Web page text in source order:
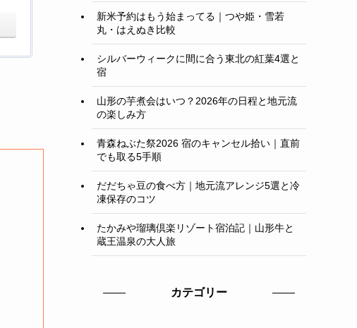
新米予約はもう始まってる｜つや姫・雪若
丸・はえぬき比較
シルバーウィークに間に合う東北の紅葉4選と
宿
山形の芋煮会はいつ？2026年の日程と地元流
の楽しみ方
青森ねぶた祭2026 宿のキャンセル拾い｜直前
でも取る5手順
だだちゃ豆の食べ方｜地元流アレンジ5選と冷
凍保存のコツ
たかみや瑠璃倶楽リゾート宿泊記｜山形牛と
蔵王温泉の大人旅
カテゴリー